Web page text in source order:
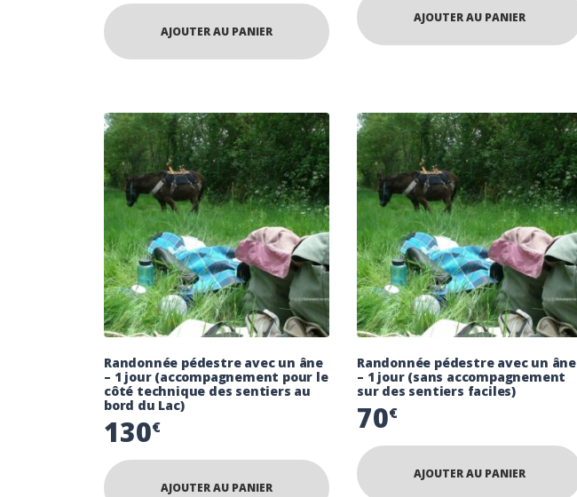
AJOUTER AU PANIER
AJOUTER AU PANIER
Randonnée pédestre avec un âne
– 1 jour (accompagnement pour le
côté technique des sentiers au
bord du Lac)
130€
AJOUTER AU PANIER
Randonnée pédestre avec un âne
– 1 jour (sans accompagnement
sur des sentiers faciles)
70€
AJOUTER AU PANIER